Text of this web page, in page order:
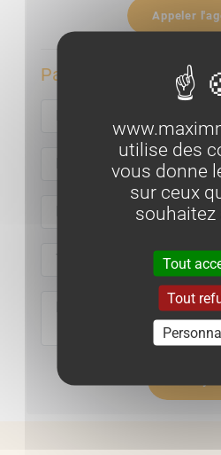
Appeler
Par email :
utilise des
vous donne
sur ceux
souhaitez
Tout
Tout